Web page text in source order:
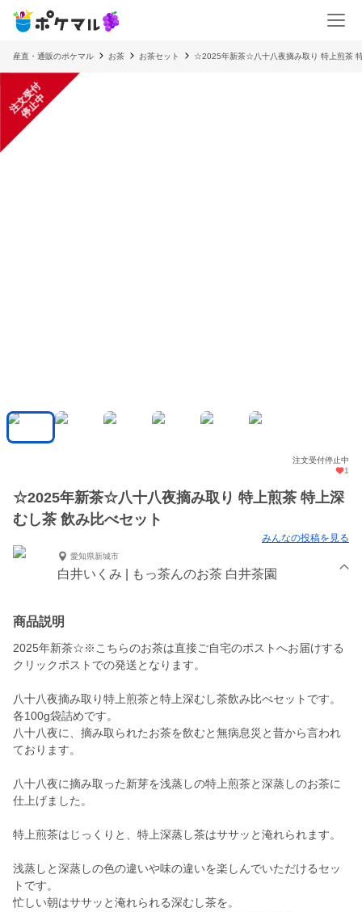
産直・通販のポケマル お茶 お茶セット ☆2025年新茶☆八十八夜摘み取り 特上煎茶
注
文
受
付
停
止
中
注文受付停止中
1
☆2025年新茶☆八十八夜摘み取り 特上煎茶 特上深
むし茶 飲み比べセット
みんなの投稿を見る
愛知県新城市
白井いくみ | もっ茶んのお茶 白井茶園
商品説明
2025年新茶☆※こちらのお茶は直接ご自宅のポストへお届けする
クリックポストでの発送となります。
八十八夜摘み取り特上煎茶と特上深むし茶飲み比べセットです。
各100g袋詰めです。
八十八夜に、摘み取られたお茶を飲むと無病息災と昔から言われ
ております。
八十八夜に摘み取った新芽を浅蒸しの特上煎茶と深蒸しのお茶に
仕上げました。
特上煎茶はじっくりと、特上深蒸し茶はササッと淹れられます。
浅蒸しと深蒸しの色の違いや味の違いを楽しんでいただけるセッ
トです。
忙しい朝はササッと淹れられる深むし茶を。